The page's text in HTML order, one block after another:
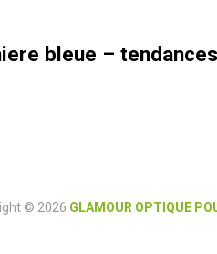
bleue – tendances
© 2026 GLAMOUR OPTIQUE